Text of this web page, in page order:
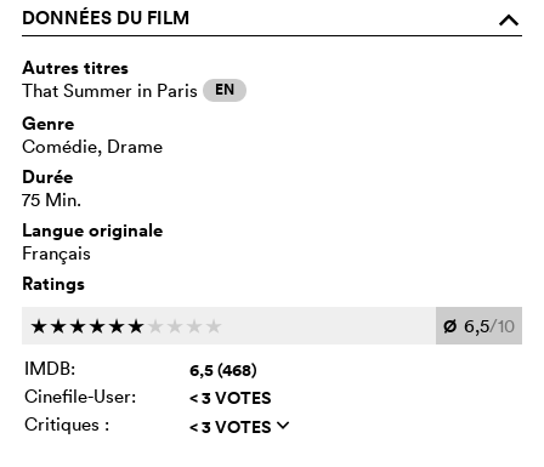
DONNÉES DU FILM o
Autres titres
That Summer in Paris EN
Genre
Comédie, Drame
Durée
75 Min.
Langue originale
Français
Ratings
cccccc c c c c Ø 6,5/10
IMDB:
6,5 (468)
Cinefile-User: < 3 VOTES
Critiques : < 3 VOTES q